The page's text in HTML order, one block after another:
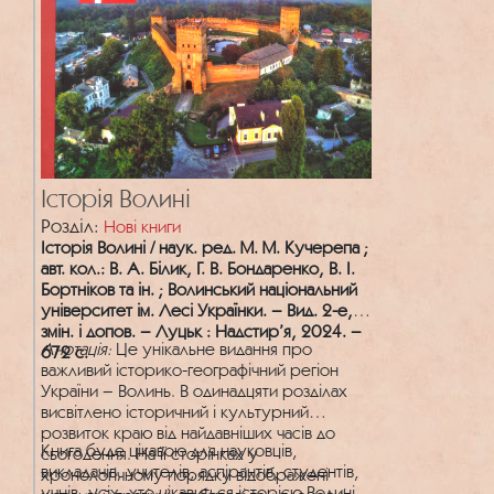
Історія Волині
Розділ: Нові книги
Історія Волині / наук. ред. М. М. Кучерепа ;
авт. кол.: В. А. Білик, Г. В. Бондаренко, В. І.
Бортніков та ін. ; Волинський національний
університет ім. Лесі Українки. – Вид. 2-е,
змін. і допов. – Луцьк : Надстир’я, 2024. –
672 с.
Анотація: Це унікальне видання про
важливий історико-географічний регіон
України – Волинь. В одинадцяти розділах
висвітлено історичний і культурний
розвиток краю від найдавніших часів до
сьогодення. На її сторінках у
хронологічному порядку відображені
Книга буде цікавою для науковців,
викладачів, учителів, аспірантів, студентів,